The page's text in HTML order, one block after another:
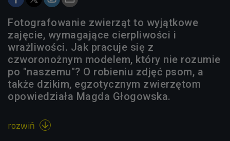
Fotografowanie zwierząt to wyjątkowe
zajęcie, wymagające cierpliwości i
wrażliwości. Jak pracuje się z
czworonożnym modelem, który nie rozumie
po "naszemu"? O robieniu zdjęć psom, a
także dzikim, egzotycznym zwierzętom
opowiedziała Magda Głogowska.
rozwiń 